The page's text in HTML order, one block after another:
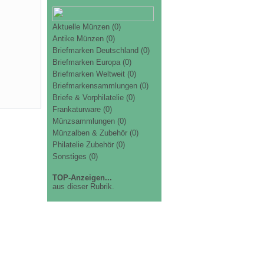
Aktuelle Münzen(0)
Antike Münzen(0)
Briefmarken Deutschland (0)
Briefmarken Europa(0)
Briefmarken Weltweit(0)
Briefmarkensammlungen(0)
Briefe & Vorphilatelie(0)
Frankaturware(0)
Münzsammlungen(0)
Münzalben & Zubehör(0)
Philatelie Zubehör(0)
Sonstiges (0)
TOP-Anzeigen...
aus dieser Rubrik.